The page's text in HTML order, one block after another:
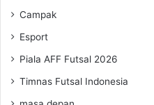
Campak
Esport
Piala AFF Futsal 2026
Timnas Futsal Indonesia